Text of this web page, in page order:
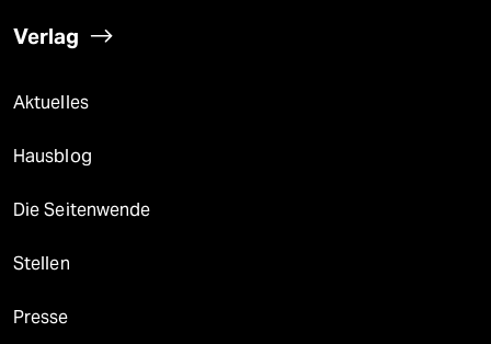
Verlag
Aktuelles
Hausblog
Die Seitenwende
Stellen
Presse